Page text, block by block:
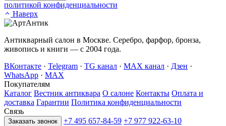
политикой конфиденциальности
Наверх
Антикварный салон в Москве. Серебро, фарфор, бронза,
живопись и книги — с 2004 года.
ВКонтакте · Telegram · TG канал · MAX канал · Дзен ·
WhatsApp · MAX
Покупателям
Каталог Вестник антиквара О салоне Контакты Оплата и
доставка Гарантии Политика конфиденциальности
Связь
Заказать звонок +7 495 657-84-59 +7 977 922-63-10